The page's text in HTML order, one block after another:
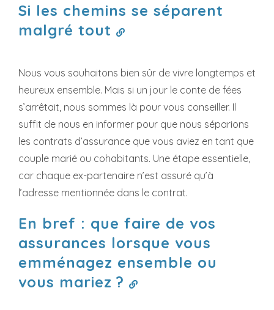
Si les chemins se séparent
malgré tout
Nous vous souhaitons bien sûr de vivre longtemps et
heureux ensemble. Mais si un jour le conte de fées
s’arrêtait, nous sommes là pour vous conseiller. Il
suffit de nous en informer pour que nous séparions
les contrats d’assurance que vous aviez en tant que
couple marié ou cohabitants. Une étape essentielle,
car chaque ex-partenaire n’est assuré qu’à
l’adresse mentionnée dans le contrat.
En bref : que faire de vos
assurances lorsque vous
emménagez ensemble ou
vous mariez ?